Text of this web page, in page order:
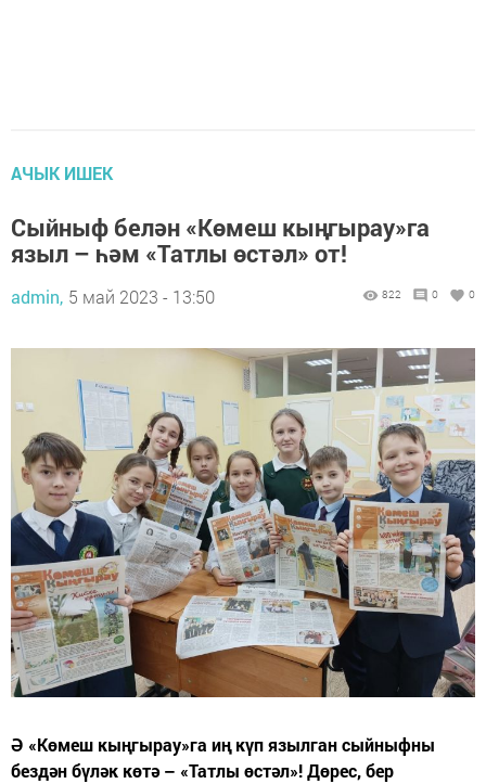
АЧЫК ИШЕК
Сыйныф белән «Көмеш кыңгырау»га
языл – һәм «Татлы өстәл» от!
admin, 5 май 2023 - 13:50 822 0 0
Ә «Көмеш кыңгырау»га иң күп язылган сыйныфны
бездән бүләк көтә – «Татлы өстәл»! Дөрес, бер